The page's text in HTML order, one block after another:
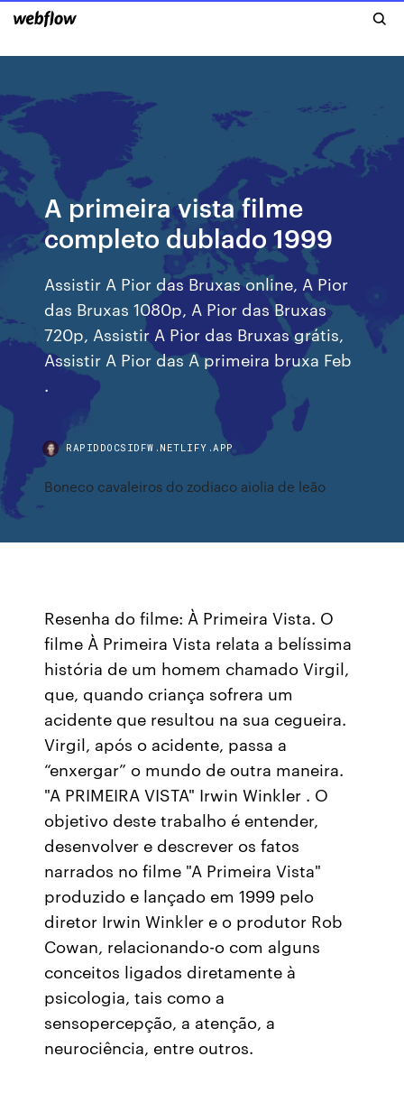
A primeira vista filme
completo dublado 1999
Assistir A Pior das Bruxas online, A Pior
das Bruxas 1080p, A Pior das Bruxas
720p, Assistir A Pior das Bruxas grátis,
Assistir A Pior das A primeira bruxa Feb
.
RAPIDDOCSIDFW.NETLIFY.APP
Boneco cavaleiros do zodiaco aiolia de leão
Resenha do filme: À Primeira Vista. O
filme À Primeira Vista relata a belíssima
história de um homem chamado Virgil,
que, quando criança sofrera um
acidente que resultou na sua cegueira.
Virgil, após o acidente, passa a
“enxergar” o mundo de outra maneira.
"A PRIMEIRA VISTA" Irwin Winkler . O
objetivo deste trabalho é entender,
desenvolver e descrever os fatos
narrados no filme "A Primeira Vista"
produzido e lançado em 1999 pelo
diretor Irwin Winkler e o produtor Rob
Cowan, relacionando-o com alguns
conceitos ligados diretamente à
psicologia, tais como a
sensopercepção, a atenção, a
neurociência, entre outros.